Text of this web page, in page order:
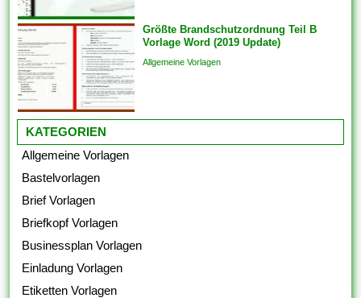
Größte Brandschutzordnung Teil B
Vorlage Word (2019 Update)
Allgemeine Vorlagen
KATEGORIEN
Allgemeine Vorlagen
Bastelvorlagen
Brief Vorlagen
Briefkopf Vorlagen
Businessplan Vorlagen
Einladung Vorlagen
Etiketten Vorlagen